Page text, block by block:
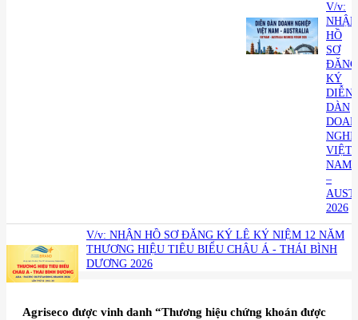
V/v:
NHẬN
HỒ
SƠ
ĐĂNG
KÝ
DIỄN
DÀN
VIỆT
NAM
–
2026
V/v: NHẬN HỒ SƠ ĐĂNG KÝ LỄ KỶ NIỆM 12 NĂM
THƯƠNG HIỆU TIÊU BIỂU CHÂU Á - THÁI BÌNH
DƯƠNG 2026
Agriseco được vinh danh “Thương hiệu chứng khoán được